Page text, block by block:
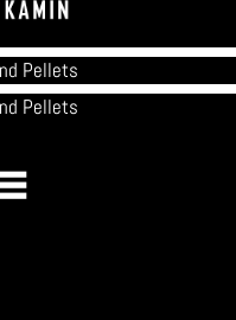
Pellets
Pellets